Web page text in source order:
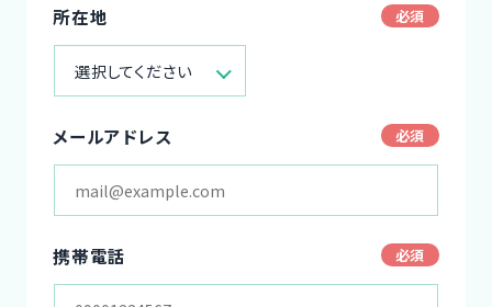
所在地
選択してください
メールアドレス
携帯電話